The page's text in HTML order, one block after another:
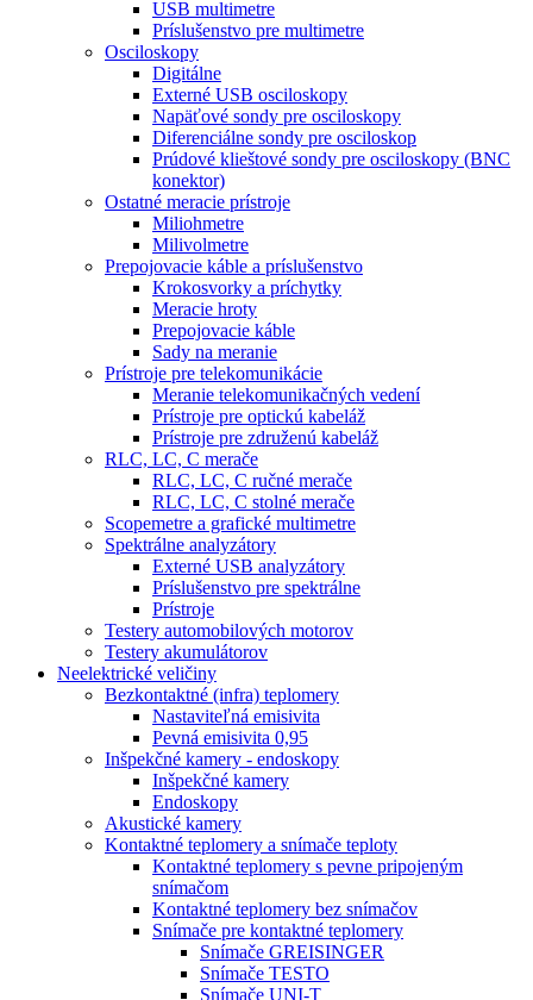
USB multimetre
Príslušenstvo pre multimetre
Osciloskopy
Digitálne
Externé USB osciloskopy
Napäťové sondy pre osciloskopy
Diferenciálne sondy pre osciloskop
Prúdové klieštové sondy pre osciloskopy (BNC
konektor)
Ostatné meracie prístroje
Miliohmetre
Milivolmetre
Prepojovacie káble a príslušenstvo
Krokosvorky a príchytky
Meracie hroty
Prepojovacie káble
Sady na meranie
Prístroje pre telekomunikácie
Meranie telekomunikačných vedení
Prístroje pre optickú kabeláž
Prístroje pre združenú kabeláž
RLC, LC, C merače
RLC, LC, C ručné merače
RLC, LC, C stolné merače
Scopemetre a grafické multimetre
Spektrálne analyzátory
Externé USB analyzátory
Príslušenstvo pre spektrálne
Prístroje
Testery automobilových motorov
Testery akumulátorov
Neelektrické veličiny
Bezkontaktné (infra) teplomery
Nastaviteľná emisivita
Pevná emisivita 0,95
Inšpekčné kamery - endoskopy
Inšpekčné kamery
Endoskopy
Akustické kamery
Kontaktné teplomery a snímače teploty
Kontaktné teplomery s pevne pripojeným
snímačom
Kontaktné teplomery bez snímačov
Snímače pre kontaktné teplomery
Snímače GREISINGER
Snímače TESTO
Snímače UNI-T